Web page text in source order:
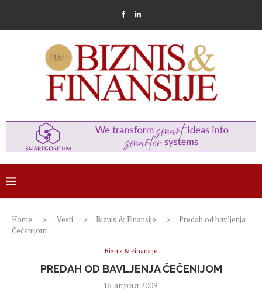
Home Vesti Biznis & Finansije
Predah od bavljenja
Čečenijom
Biznis & Finansije
PREDAH OD BAVLJENJA ČEČENIJOM
16. април 2009.